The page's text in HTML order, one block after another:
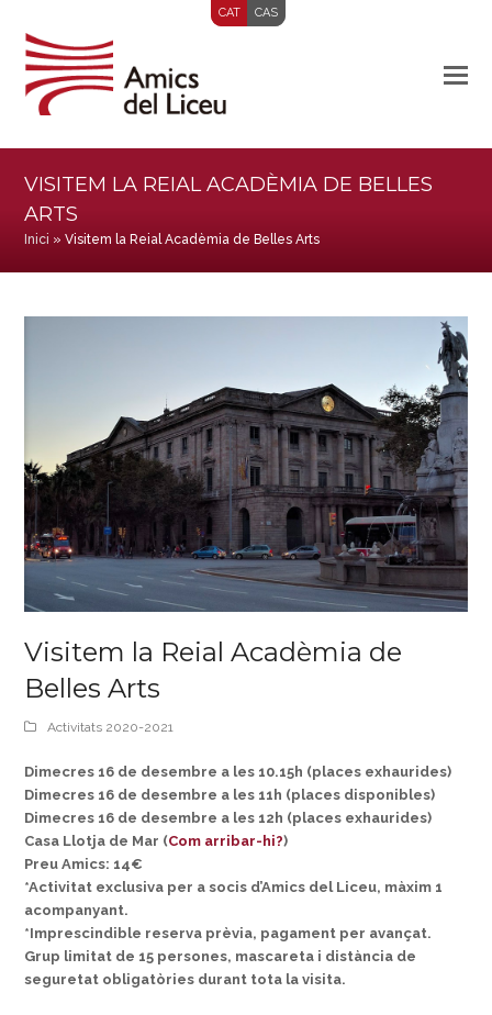
CAT CAS
VISITEM LA REIAL ACADÈMIA DE BELLES
ARTS
Inici »Visitem la Reial Acadèmia de Belles Arts
Visitem la Reial Acadèmia de
Belles Arts
Activitats 2020-2021
Dimecres 16 de desembre a les 10.15h (places exhaurides)
Dimecres 16 de desembre a les 11h (places disponibles)
Dimecres 16 de desembre a les 12h (places exhaurides)
Casa Llotja de Mar (Com arribar-hi?)
Preu Amics: 14€
*Activitat exclusiva per a socis d’Amics del Liceu, màxim 1
acompanyant.
*Imprescindible reserva prèvia, pagament per avançat.
Grup limitat de 15 persones, mascareta i distància de
seguretat obligatòries durant tota la visita.